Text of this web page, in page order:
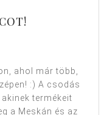
ahol már több,
:) A csodás
termékeit
a Meskán és az